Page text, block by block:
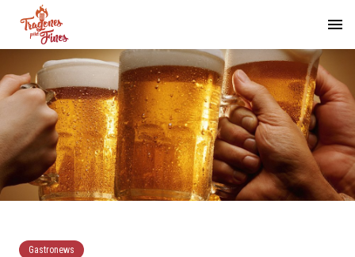
Gastronews